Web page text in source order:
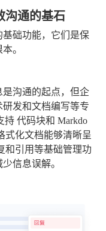
沟通的基石
础功能，它们是保
。
沟通的起点，但企
发和文档编写等专
持 代码块和 Markdo
式化文档能够清晰呈
和引用等基础管理功
信息误解。